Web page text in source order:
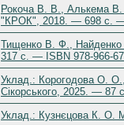
Рокоча В. В., Алькема В.
"КРОК", 2018. — 698 с. —
Тищенко В. Ф., Найденко
317 с. — ISBN 978-966-
Уклад.: Корогодова О. О.,
Сікорського, 2025. — 87
Уклад.: Кузнєцова К. О.